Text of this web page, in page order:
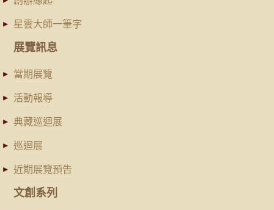
星雲大師一筆字
展覽訊息
當期展覽
活動報導
典藏巡迴展
巡迴展
近期展覽預告
文創系列